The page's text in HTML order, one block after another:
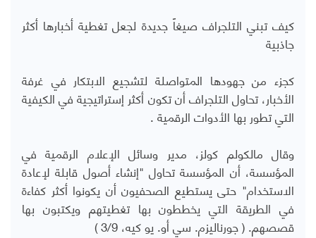
كيف تبني التلجراف صيغاً جديدة لجعل تغطية أخبارها أكثر
جاذبية
كجزء من جهودها المتواصلة لتشجيع الابتكار في غرفة
الأخبار، تحاول التلجراف أن تكون أكثر إستراتيجية في الكيفية
التي تطور بها الأدوات الرقمية .
وقال مالكولم كولز، مدير وسائل الإعلام الرقمية في
المؤسسة، أن المؤسسة تحاول "إنشاء أصول قابلة لإعادة
الاستخدام" حتى يستطيع الصحفيون أن يكونوا أكثر كفاءة
في الطريقة التي يخططون بها تغطيتهم ويكتبون بها
قصصهم. ( جورناليزم. سي أو. يو كيه، 3/9 )